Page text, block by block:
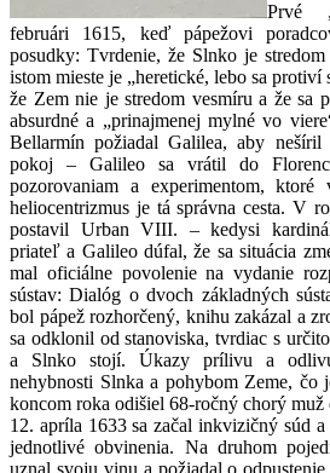
Prvé
februári 1615, keď pápežovi
posudky: Tvrdenie, že Slnko je
istom mieste je „heretické, lebo sa protiví
že Zem nie je stredom vesmíru a že sa
absurdné a „prinajmenej mylné vo
Bellarmín požiadal Galilea, aby nešíril
pokoj – Galileo sa vrátil do
pozorovaniam a experimentom,
heliocentrizmus je tá správna cesta. V
postavil Urban VIII. – kedysi
priateľ a Galileo dúfal, že sa situácia
mal oficiálne povolenie na vydanie
sústav: Dialóg o dvoch základných
bol pápež rozhorčený, knihu zakázal a
sa odklonil od stanoviska, tvrdiac s
a Slnko stojí. Úkazy prílivu a
nehybnosti Slnka a pohybom Zeme,
koncom roka odišiel 68-ročný chorý
12. apríla 1633 sa začal inkvizičný súd
jednotlivé obvinenia. Na druhom